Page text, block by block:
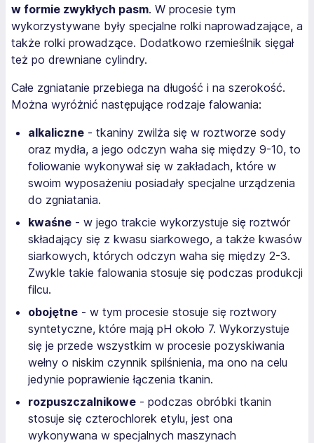
w formie zwykłych pasm. W procesie tym
wykorzystywane były specjalne rolki naprowadzające, a
także rolki prowadzące. Dodatkowo rzemieślnik sięgał
też po drewniane cylindry.
Całe zgniatanie przebiega na długość i na szerokość.
Można wyróżnić następujące rodzaje falowania:
alkaliczne - tkaniny zwilża się w roztworze sody
oraz mydła, a jego odczyn waha się między 9-10, to
foliowanie wykonywał się w zakładach, które w
swoim wyposażeniu posiadały specjalne urządzenia
do zgniatania.
kwaśne - w jego trakcie wykorzystuje się roztwór
składający się z kwasu siarkowego, a także kwasów
siarkowych, których odczyn waha się między 2-3.
Zwykle takie falowania stosuje się podczas produkcji
filcu.
obojętne - w tym procesie stosuje się roztwory
syntetyczne, które mają pH około 7. Wykorzystuje
się je przede wszystkim w procesie pozyskiwania
wełny o niskim czynnik spilśnienia, ma ono na celu
jedynie poprawienie łączenia tkanin.
rozpuszczalnikowe - podczas obróbki tkanin
stosuje się czterochlorek etylu, jest ona
wykonywana w specjalnych maszynach